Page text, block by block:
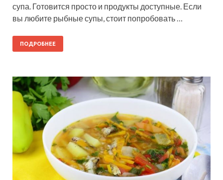
супа. Готовится просто и продукты доступные. Если
вы любите рыбные супы, стоит попробовать …
ПОДРОБНЕЕ